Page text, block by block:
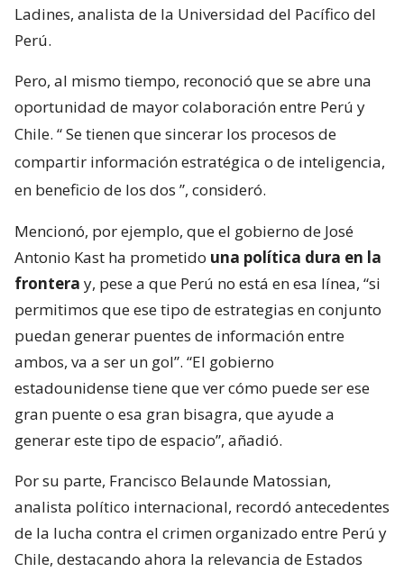
Ladines, analista de la Universidad del Pacífico del
Perú.
Pero, al mismo tiempo, reconoció que se abre una
oportunidad de mayor colaboración entre Perú y
Chile. “Se tienen que sincerar los procesos de
compartir información estratégica o de inteligencia,
en beneficio de los dos ”, consideró.
Mencionó, por ejemplo, que el gobierno de José
Antonio Kast ha prometido una política dura en la
frontera y, pese a que Perú no está en esa línea, “si
permitimos que ese tipo de estrategias en conjunto
puedan generar puentes de información entre
ambos, va a ser un gol”. “El gobierno
estadounidense tiene que ver cómo puede ser ese
gran puente o esa gran bisagra, que ayude a
generar este tipo de espacio”, añadió.
Por su parte, Francisco Belaunde Matossian,
analista político internacional, recordó antecedentes
de la lucha contra el crimen organizado entre Perú y
Chile, destacando ahora la relevancia de Estados